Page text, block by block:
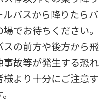
バスから降りたらバ
でお待ちください。
の前方や後方から飛
故等が発生する恐れ
より十分にご注意す
an
automatic
service,